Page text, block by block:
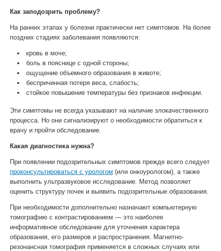
Как заподозрить проблему?
На ранних этапах у болезни практически нет симптомов. На более
поздних стадиях заболевания появляются:
кровь в моче;
боль в пояснице с одной стороны;
ощущение объемного образования в животе;
беспричинная потеря веса, слабость;
стойкое повышение температуры без признаков инфекции.
Эти симптомы не всегда указывают на наличие злокачественного
процесса. Но они сигнализируют о необходимости обратиться к
врачу и пройти обследование.
Какая диагностика нужна?
При появлении подозрительных симптомов прежде всего следует
проконсультироваться с урологом (или онкоурологом), а также
выполнить ультразвуковое исследование. Метод позволяет
оценить структуру почек и выявить подозрительные образования.
При необходимости дополнительно назначают компьютерную
томографию с контрастированием — это наиболее
информативное обследование для уточнения характера
образования, его размеров и распространения. Магнитно-
резонансная томография применяется в сложных случаях или